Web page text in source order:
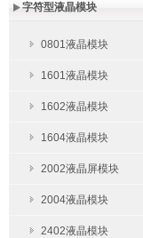
字符型液晶模块
0801液晶模块
1601液晶模块
1602液晶模块
1604液晶模块
2002液晶屏模块
2004液晶模块
2402液晶模块